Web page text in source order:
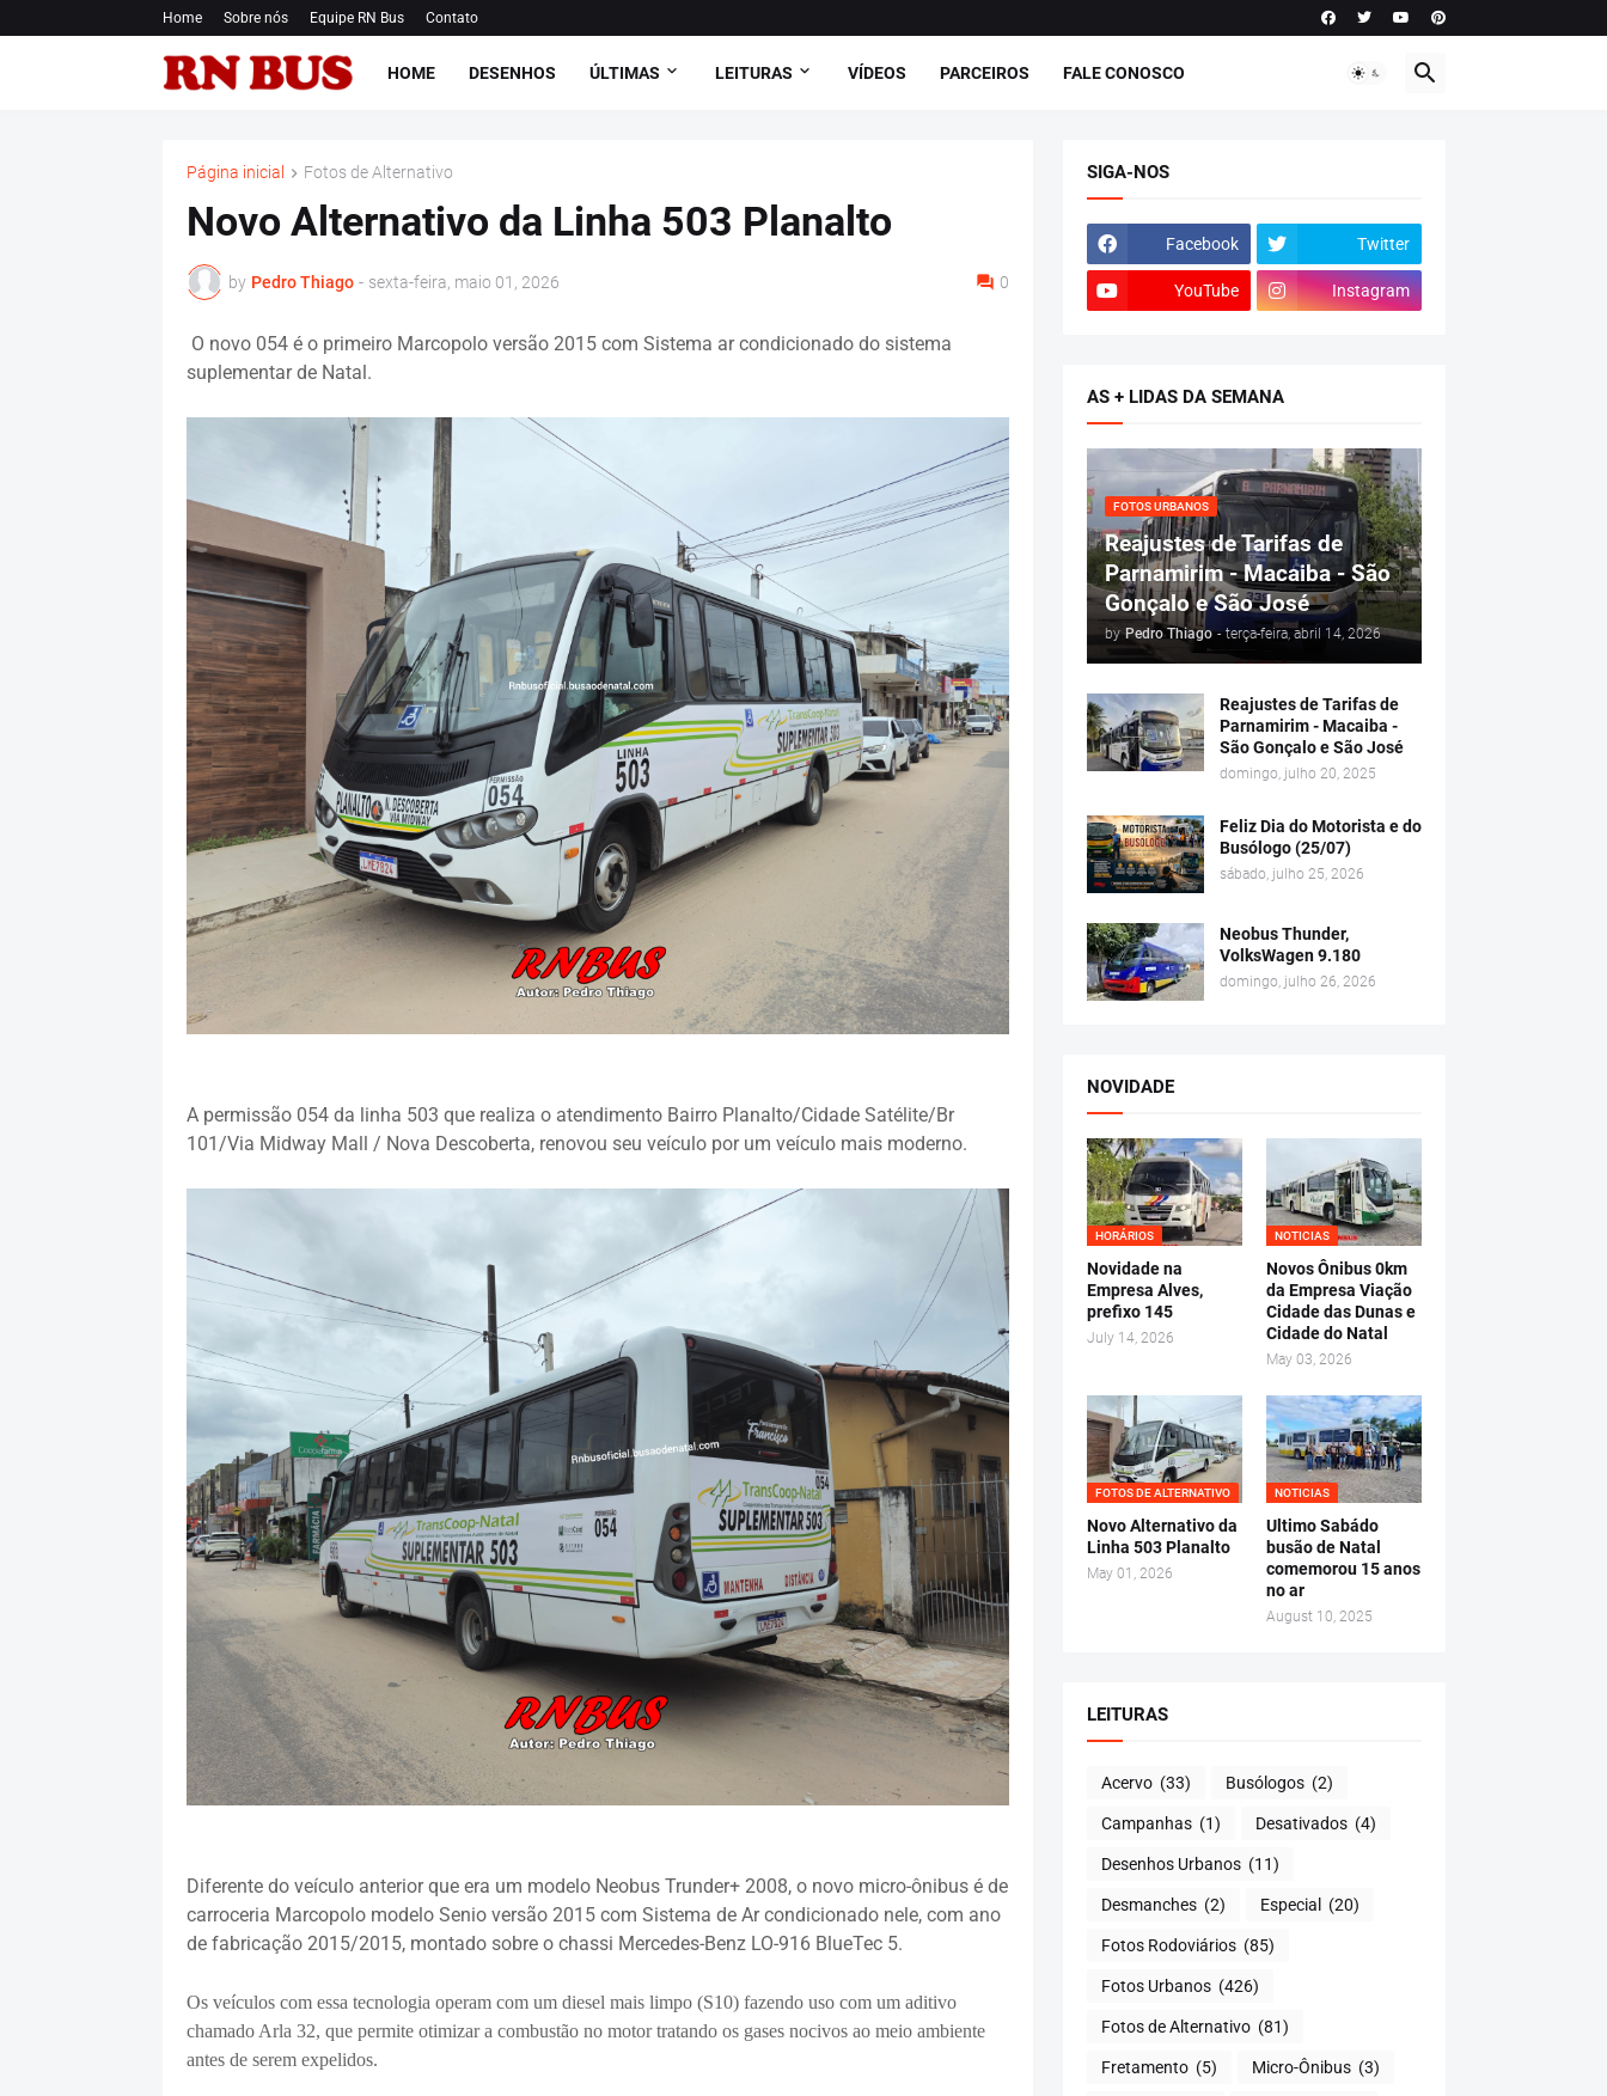
Home Sobre nós Equipe RN Bus Contato
HOME DESENHOS ÚLTIMAS LEITURAS VÍDEOS PARCEIROS FALE CONOSCO
Página inicial Fotos de Alternativo
Novo Alternativo da Linha 503 Planalto
by Pedro Thiago - sexta-feira, maio 01, 2026 0
O novo 054 é o primeiro Marcopolo versão 2015 com Sistema ar condicionado do sistema
suplementar de Natal.
A permissão 054 da linha 503 que realiza o atendimento Bairro Planalto/Cidade Satélite/Br
101/Via Midway Mall / Nova Descoberta, renovou seu veículo por um veículo mais moderno.
Diferente do veículo anterior que era um modelo Neobus Trunder+ 2008, o novo micro-ônibus é de
carroceria Marcopolo modelo Senio versão 2015 com Sistema de Ar condicionado nele, com ano
de fabricação 2015/2015, montado sobre o chassi Mercedes-Benz LO-916 BlueTec 5.
Os veículos com essa tecnologia operam com um diesel mais limpo (S10) fazendo uso com um aditivo
chamado Arla 32, que permite otimizar a combustão no motor tratando os gases nocivos ao meio ambiente
antes de serem expelidos.
SIGA-NOS
Facebook Twitter
YouTube Instagram
AS + LIDAS DA SEMANA
FOTOS URBANOS
Reajustes de Tarifas de
Parnamirim - Macaiba - São
Gonçalo e São José
by Pedro Thiago - terça-feira, abril 14, 2026
Reajustes de Tarifas de
Parnamirim - Macaiba -
São Gonçalo e São José
domingo, julho 20, 2025
Feliz Dia do Motorista e do
Busólogo (25/07)
sábado, julho 25, 2026
Neobus Thunder,
VolksWagen 9.180
domingo, julho 26, 2026
NOVIDADE
HORÁRIOS
Novidade na
Empresa Alves,
prefixo 145
July 14, 2026
NOTICIAS
Novos Ônibus 0km
da Empresa Viação
Cidade das Dunas e
Cidade do Natal
May 03, 2026
FOTOS DE ALTERNATIVO
Novo Alternativo da
Linha 503 Planalto
May 01, 2026
NOTICIAS
Ultimo Sabádo
busão de Natal
comemorou 15 anos
no ar
August 10, 2025
LEITURAS
Acervo (33) Busólogos (2)
Campanhas (1) Desativados (4)
Desenhos Urbanos (11)
Desmanches (2) Especial (20)
Fotos Rodoviários (85)
Fotos Urbanos (426)
Fotos de Alternativo (81)
Fretamento (5) Micro-Ônibus (3)